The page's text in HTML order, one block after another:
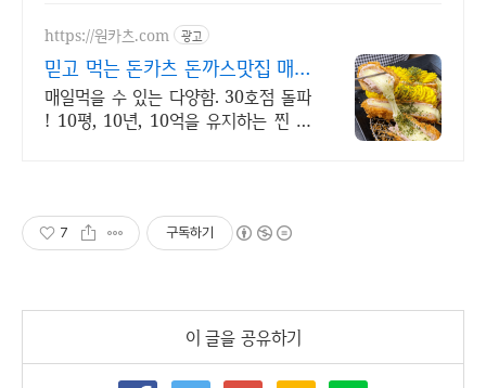
https://원카츠.com 광고
믿고 먹는 돈카츠 돈까스맛집 매일
찾는 즐거운 돈카츠 여행
매일먹을 수 있는 다양함. 30호점 돌파
! 10평, 10년, 10억을 유지하는 찐 돈
7 구독하기
이 글을 공유하기